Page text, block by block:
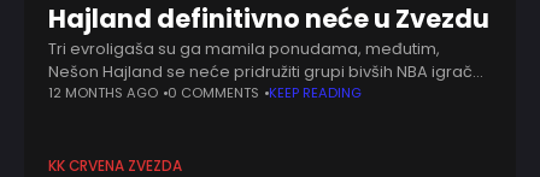
Hajland definitivno neće u Zvezdu
Tri evroligaša su ga mamila ponudama, međutim,
Nešon Hajland se neće pridružiti grupi bivših NBA igrača
na starom kontinentu. Strpljenje mu se isplatilo i na
12 MONTHS AGO 0 COMMENTS KEEP READING
KK CRVENA ZVEZDA